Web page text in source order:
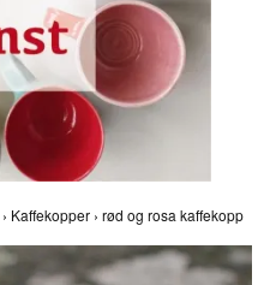
› Kaffekopper › rød og rosa kaffekopp